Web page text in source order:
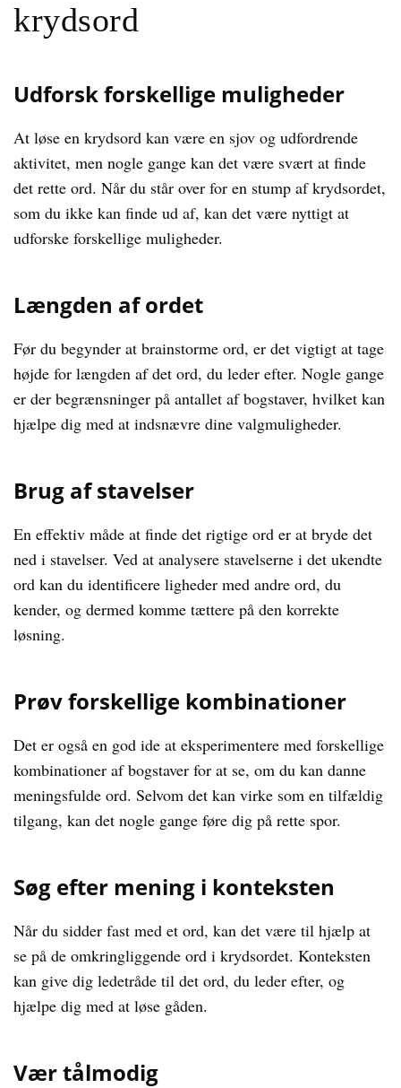
krydsord
Udforsk forskellige muligheder
At løse en krydsord kan være en sjov og udfordrende
aktivitet, men nogle gange kan det være svært at finde
det rette ord. Når du står over for en stump af krydsordet,
som du ikke kan finde ud af, kan det være nyttigt at
udforske forskellige muligheder.
Længden af ordet
Før du begynder at brainstorme ord, er det vigtigt at tage
højde for længden af det ord, du leder efter. Nogle gange
er der begrænsninger på antallet af bogstaver, hvilket kan
hjælpe dig med at indsnævre dine valgmuligheder.
Brug af stavelser
En effektiv måde at finde det rigtige ord er at bryde det
ned i stavelser. Ved at analysere stavelserne i det ukendte
ord kan du identificere ligheder med andre ord, du
kender, og dermed komme tættere på den korrekte
løsning.
Prøv forskellige kombinationer
Det er også en god ide at eksperimentere med forskellige
kombinationer af bogstaver for at se, om du kan danne
meningsfulde ord. Selvom det kan virke som en tilfældig
tilgang, kan det nogle gange føre dig på rette spor.
Søg efter mening i konteksten
Når du sidder fast med et ord, kan det være til hjælp at
se på de omkringliggende ord i krydsordet. Konteksten
kan give dig ledetråde til det ord, du leder efter, og
hjælpe dig med at løse gåden.
Vær tålmodig